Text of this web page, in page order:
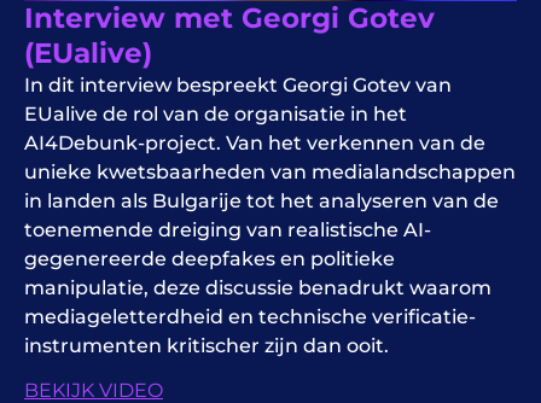
Interview met Georgi Gotev
(EUalive)
In dit interview bespreekt Georgi Gotev van
EUalive de rol van de organisatie in het
AI4Debunk-project. Van het verkennen van de
unieke kwetsbaarheden van medialandschappen
in landen als Bulgarije tot het analyseren van de
toenemende dreiging van realistische AI-
gegenereerde deepfakes en politieke
manipulatie, deze discussie benadrukt waarom
mediageletterdheid en technische verificatie-
instrumenten kritischer zijn dan ooit.
BEKIJK VIDEO